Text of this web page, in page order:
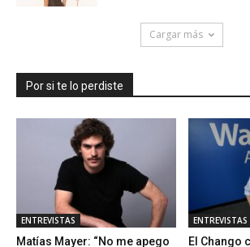
Cargar más
Por si te lo perdiste
ENTREVISTAS
Matías Mayer: “No me apego
ENTREVISTAS
El Chango